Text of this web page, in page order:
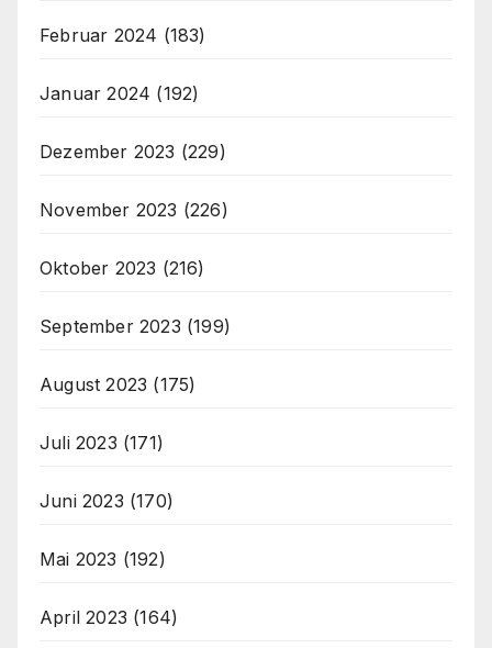
Februar 2024 (183)
Januar 2024 (192)
Dezember 2023 (229)
November 2023 (226)
Oktober 2023 (216)
September 2023 (199)
August 2023 (175)
Juli 2023 (171)
Juni 2023 (170)
Mai 2023 (192)
April 2023 (164)